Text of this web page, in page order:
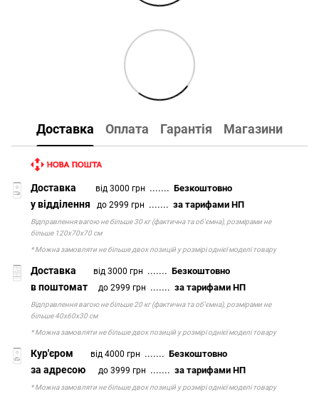
Доставка Оплата Гарантія Магазини
Доставка від 3000 грн .......Безкоштовно
у відділення до 2999 грн .......за тарифами НП
Відправлення вагою не більше 30 кг (фактична та об'ємна), розмірами не
більше 120х70х70 см
* Можна замовляти не більше двох позицій у розмірі однієї моделі товару
Доставка від 3000 грн .......Безкоштовно
в поштомат до 2999 грн .......за тарифами НП
Відправлення вагою не більше 20 кг (фактична та об'ємна), розмірами не
більше 40х60х30 см
* Можна замовляти не більше двох позицій у розмірі однієї моделі товару
Кур'єром від 4000 грн .......Безкоштовно
за адресою до 3999 грн .......за тарифами НП
* Можна замовляти не більше двох позицій у розмірі однієї моделі товару